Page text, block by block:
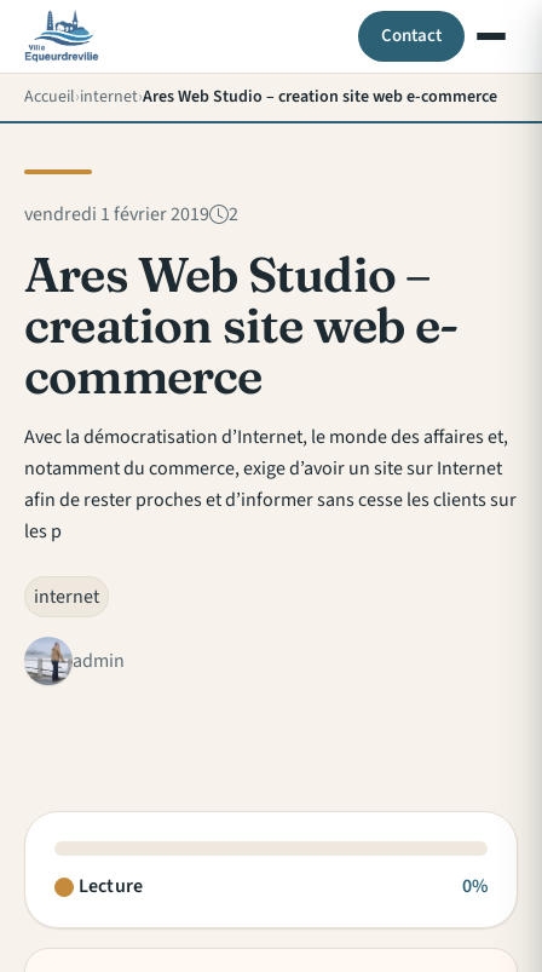
Contact
Accueil internet Ares Web Studio – creation site web e-commerce
vendredi 1 février 2019 2
Ares Web Studio –
creation site web e-
commerce
Avec la démocratisation d’Internet, le monde des affaires et,
notamment du commerce, exige d’avoir un site sur Internet
afin de rester proches et d’informer sans cesse les clients sur
les p
internet
admin
Lecture 0%